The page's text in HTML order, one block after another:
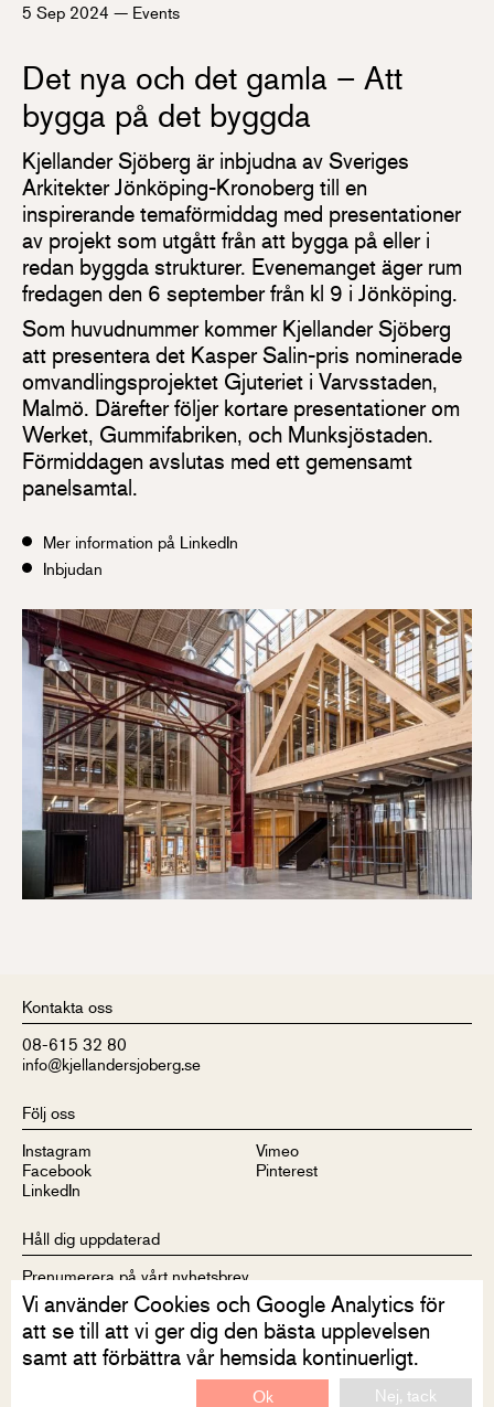
5 Sep 2024 — Events
Det nya och det gamla – Att
bygga på det byggda
Kjellander Sjöberg är inbjudna av Sveriges
Arkitekter Jönköping-Kronoberg till en
inspirerande temaförmiddag med presentationer
av projekt som utgått från att bygga på eller i
redan byggda strukturer. Evenemanget äger rum
fredagen den 6 september från kl 9 i Jönköping.
Som huvudnummer kommer Kjellander Sjöberg
att presentera det Kasper Salin-pris nominerade
omvandlingsprojektet Gjuteriet i Varvsstaden,
Malmö. Därefter följer kortare presentationer om
Werket, Gummifabriken, och Munksjöstaden.
Förmiddagen avslutas med ett gemensamt
panelsamtal.
Mer information på LinkedIn
Inbjudan
Kontakta oss
08-615 32 80
info@kjellandersjoberg.se
Följ oss
Instagram
Facebook
LinkedIn
Vimeo
Pinterest
Håll dig uppdaterad
Prenumerera på vårt nyhetsbrev
Vi använder Cookies och Google Analytics för
att se till att vi ger dig den bästa upplevelsen
samt att förbättra vår hemsida kontinuerligt.
Ok Nej, tack